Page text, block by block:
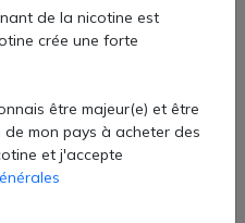
les clearomiseurs ou
un drip tip de
coloris !
l'unité chez AZVape avec
€
de la nicotine est
crée une forte
être majeur(e) et être
mon pays à acheter des
et j'accepte